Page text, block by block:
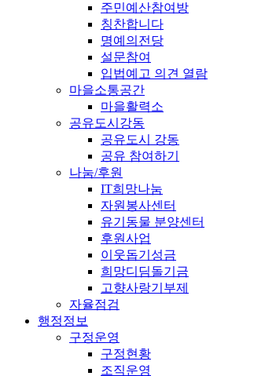
주민예산참여방
칭찬합니다
명예의전당
설문참여
입법예고 의견 열람
마을소통공간
마을활력소
공유도시강동
공유도시 강동
공유 참여하기
나눔/후원
IT희망나눔
자원봉사센터
유기동물 분양센터
후원사업
이웃돕기성금
희망디딤돌기금
고향사랑기부제
자율점검
행정정보
구정운영
구정현황
조직운영